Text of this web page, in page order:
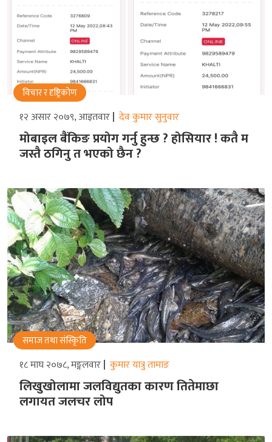
विचार र दृष्ट्रिकोण
१२ असार २०७९, आइतवार देव कुमार सुनुवार
मोबाइल बैंकिङ प्रयोग गर्नु हुन्छ ? होसियार ! कतै म
जस्तै ठगिनु त भएको छैन ?
समाज तथा संस्किृति
१८ माघ २०७८, मङ्गलवार कुमार यात्रु तामाङ
लिखुखोलामा जलविद्युतका कारण तितेमाछा
लगायत जलचर लोप